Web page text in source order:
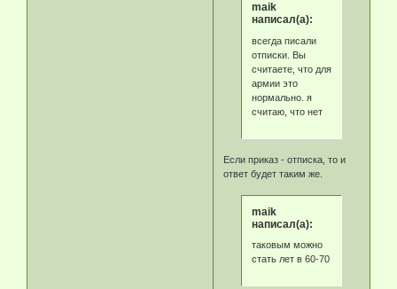
maik
написал(а):
всегда писали
отписки. Вы
считаете, что для
армии это
нормально. я
считаю, что нет
Если приказ - отписка, то и
ответ будет таким же.
maik
написал(а):
таковым можно
стать лет в 60-70